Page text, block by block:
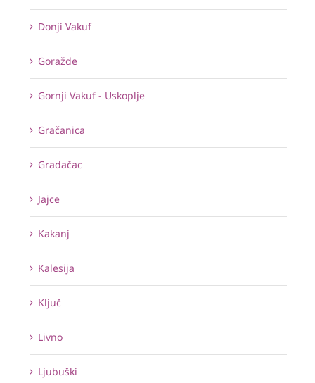
Donji Vakuf
Goražde
Gornji Vakuf - Uskoplje
Gračanica
Gradačac
Jajce
Kakanj
Kalesija
Ključ
Livno
Ljubuški